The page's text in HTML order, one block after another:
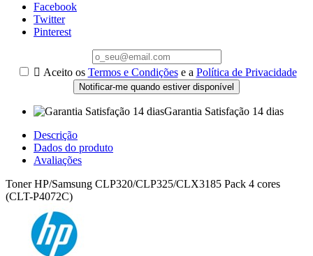
Facebook
Twitter
Pinterest
 Aceito os Termos e Condiçõese a Política de Privacidade
Notificar-me quando estiver disponível
Garantia Satisfação 14 dias
Descrição
Dados do produto
Avaliações
Toner HP/Samsung CLP320/CLP325/CLX3185 Pack 4 cores
(CLT-P4072C)